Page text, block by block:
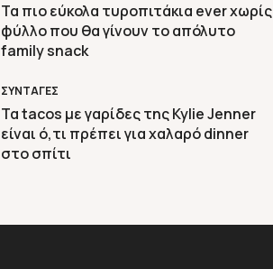
Τα πιο εύκολα τυροπιτάκια ever χωρίς
φύλλο που θα γίνουν το απόλυτο
family snack
ΣΥΝΤΑΓΕΣ
Τα tacos με γαρίδες της Kylie Jenner
είναι ό,τι πρέπει για χαλαρό dinner
στο σπίτι